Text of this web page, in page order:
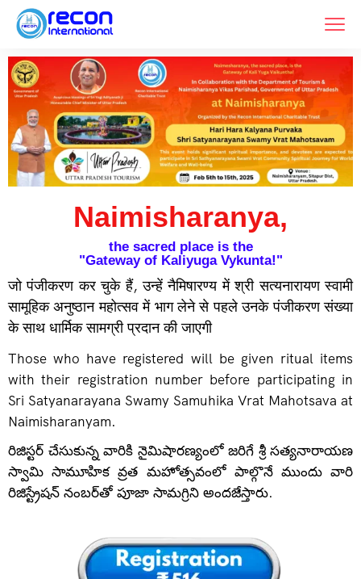
Naimisharanya,
the sacred place is the
"Gateway of Kaliyuga Vykunta!"
जो पंजीकरण कर चुके हैं, उन्हें नैमिषारण्य में श्री सत्यनारायण स्वामी
सामूहिक अनुष्ठान महोत्सव में भाग लेने से पहले उनके पंजीकरण संख्या
के साथ धार्मिक सामग्री प्रदान की जाएगी
Those who have registered will be given ritual items
with their registration number before participating in
Sri Satyanarayana Swamy Samuhika Vrat Mahotsava at
Naimisharanyam.
రిజిస్టర్ చేసుకున్న వారికి నైమిషారణ్యంలో జరిగే శ్రీ సత్యనారాయణ
స్వామి సామూహిక వ్రత మహోత్సవంలో పాల్గొనే ముందు వారి
రిజిస్ట్రేషన్ నంబర్‌తో పూజా సామగ్రిని అందజేస్తారు.